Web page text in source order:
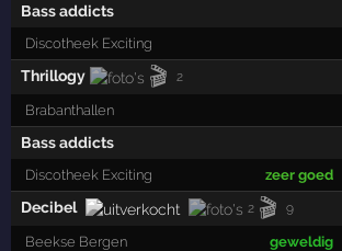
Bass addicts
Discotheek Exciting
Thrillogy 🎬 2
Brabanthallen
Bass addicts
Discotheek Exciting zeer goed
Decibel 2 🎬 9
Beekse Bergen geweldig